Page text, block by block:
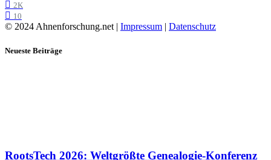
2K
10
© 2024 Ahnenforschung.net | Impressum | Datenschutz
Neueste Beiträge
RootsTech 2026: Weltgrößte Genealogie-Konferenz